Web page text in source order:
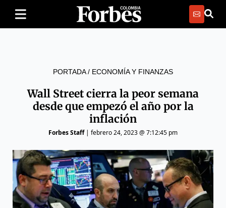
PORTADA/ ECONOMÍA Y FINANZAS
Wall Street cierra la peor semana
desde que empezó el año por la
inflación
Forbes Staff| febrero 24, 2023 @ 7:12:45 pm